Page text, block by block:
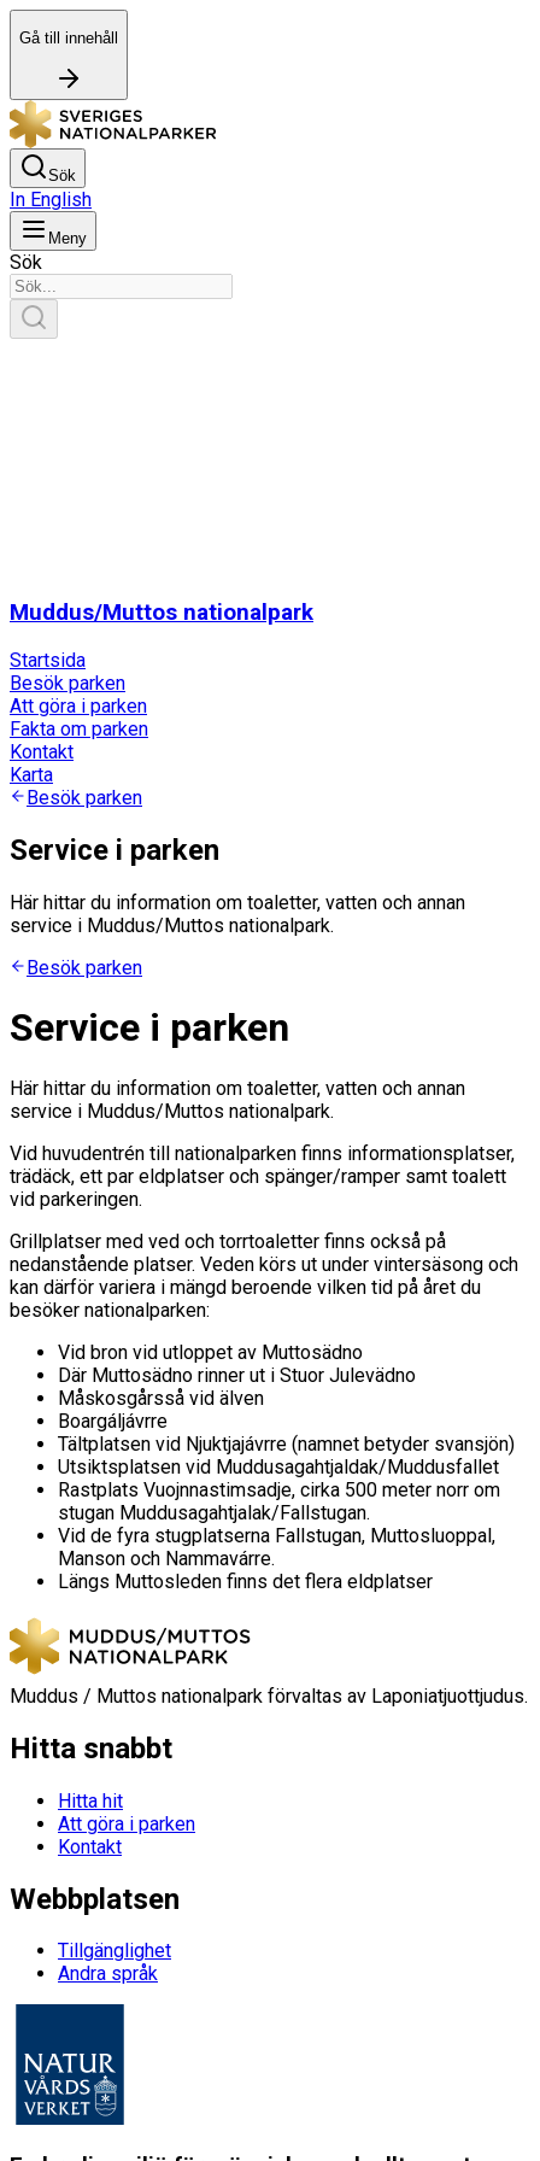
Gå till innehåll
Sök
In English
Meny
Sök
Muddus/Muttos nationalpark
Startsida
Besök parken
Att göra i parken
Fakta om parken
Kontakt
Karta
Besök parken
Service i parken
Här hittar du information om toaletter, vatten och annan
service i Muddus/Muttos nationalpark.
Besök parken
Service i parken
Här hittar du information om toaletter, vatten och annan
service i Muddus/Muttos nationalpark.
Vid huvudentrén till nationalparken finns informationsplatser,
trädäck, ett par eldplatser och spänger/ramper samt toalett
vid parkeringen.
Grillplatser med ved och torrtoaletter finns också på
nedanstående platser. Veden körs ut under vintersäsong och
kan därför variera i mängd beroende vilken tid på året du
besöker nationalparken:
Vid bron vid utloppet av Muttosädno
Där Muttosädno rinner ut i Stuor Julevädno
Måskosgårsså vid älven
Boargáljávrre
Tältplatsen vid Njuktjajávrre (namnet betyder svansjön)
Utsiktsplatsen vid Muddusagahtjaldak/Muddusfallet
Rastplats Vuojnnastimsadje, cirka 500 meter norr om
stugan Muddusagahtjalak/Fallstugan.
Vid de fyra stugplatserna Fallstugan, Muttosluoppal,
Manson och Nammavárre.
Längs Muttosleden finns det flera eldplatser
Muddus / Muttos nationalpark förvaltas av Laponiatjuottjudus.
Hitta snabbt
Hitta hit
Att göra i parken
Kontakt
Webbplatsen
Tillgänglighet
Andra språk